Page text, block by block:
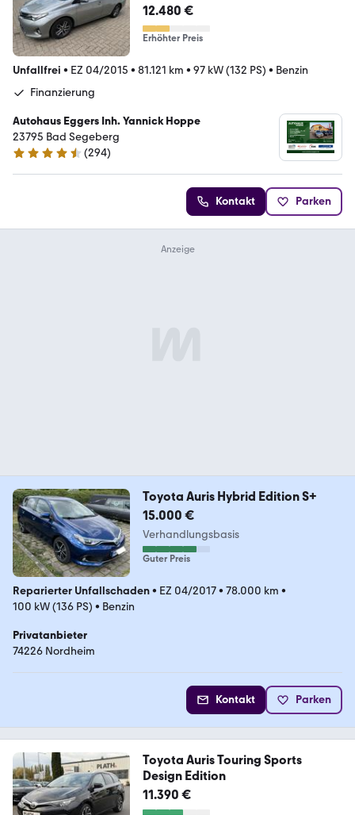
12.480 €
Erhöhter Preis
Unfallfrei • EZ 04/2015 • 81.121 km • 97 kW (132 PS) • Benzin
Finanzierung
Autohaus Eggers Inh. Yannick Hoppe
23795 Bad Segeberg
4.7 Sterne
(294)
Kontakt Parken
Toyota Auris Hybrid Edition S+
15.000 €
Verhandlungsbasis
Guter Preis
Reparierter Unfallschaden• EZ 04/2017• 78.000 km •
100 kW (136 PS) • Benzin
Privatanbieter
74226 Nordheim
Kontakt Parken
Toyota Auris Touring Sports
Design Edition
11.390 €